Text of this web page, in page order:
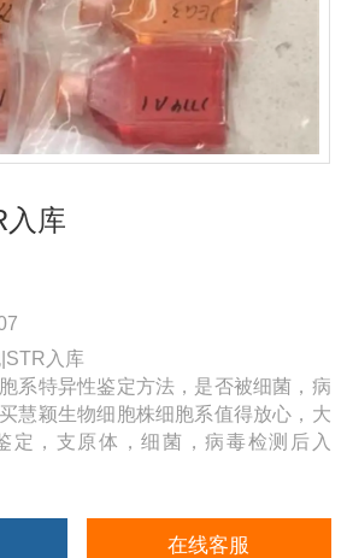
入库
入库
系特异性鉴定方法，是否被细菌，病
慧颖生物细胞株细胞系值得放心，大
定，支原体，细菌，病毒检测后入
在线客服